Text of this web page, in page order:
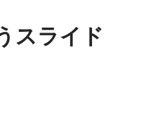
スライド